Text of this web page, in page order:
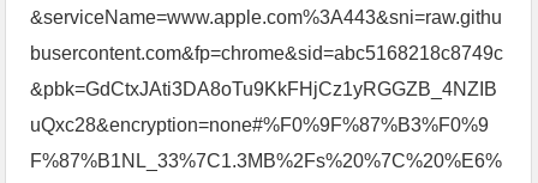
&serviceName=www.apple.com%3A443&sni=raw.githu
busercontent.com&fp=chrome&sid=abc5168218c8749c
&pbk=GdCtxJAti3DA8oTu9KkFHjCz1yRGGZB_4NZIB
uQxc28&encryption=none#%F0%9F%87%B3%F0%9
F%87%B1NL_33%7C1.3MB%2Fs%20%7C%20%E6%